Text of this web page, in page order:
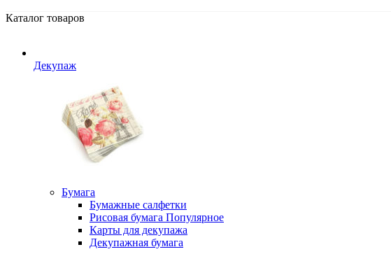
Каталог товаров
Декупаж
Бумага
Бумажные салфетки
Рисовая бумага Популярное
Карты для декупажа
Декупажная бумага